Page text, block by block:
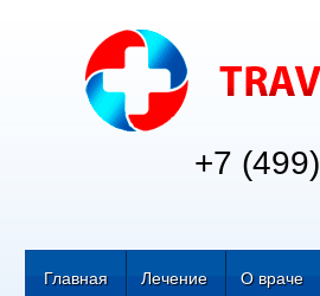
+7 (499)
Главная Лечение О враче